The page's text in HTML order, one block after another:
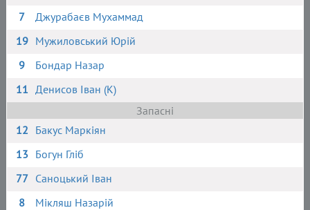
7
Джурабаєв Мухаммад
19 Мужиловський Юрій
9
Бондар Назар
11 Денисов Іван (К)
Запасні
12 Бакус Маркіян
13 Богун Гліб
77 Саноцький Іван
8
Мікляш Назарій